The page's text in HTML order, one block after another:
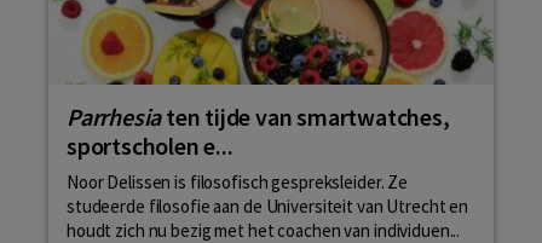
Parrhesiaten tijde van smartwatches,
sportscholen e...
Noor Delissen is filosofisch gespreksleider. Ze
studeerde filosofie aan de Universiteit van Utrecht en
houdt zich nu bezig met het coachen van individuen...